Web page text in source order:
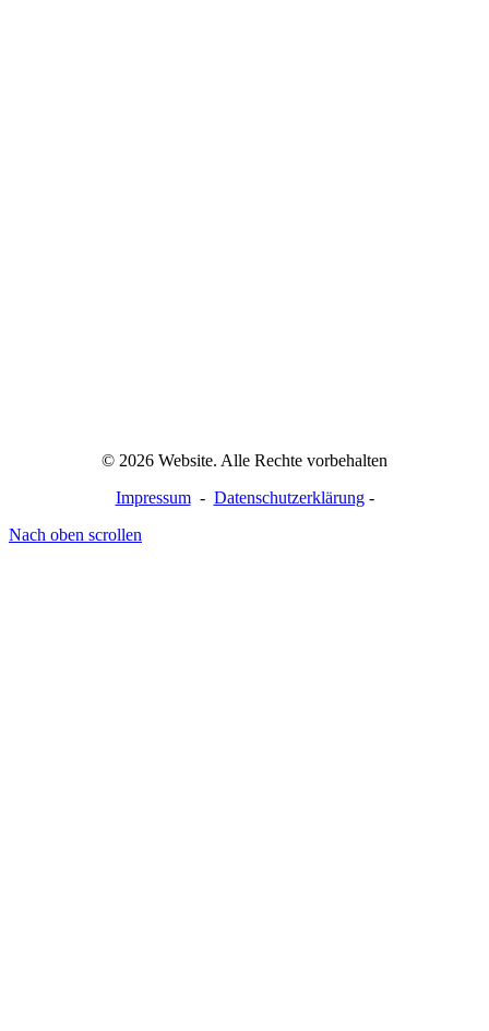
© 2026 Website. Alle Rechte vorbehalten
Impressum- Datenschutzerklärung-
Nach oben scrollen